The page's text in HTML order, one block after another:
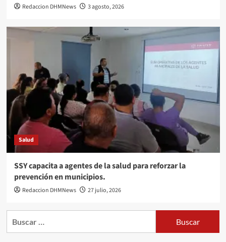
Redaccion DHMNews 3 agosto, 2026
Salud
SSY capacita a agentes de la salud para reforzar la
prevención en municipios.
Redaccion DHMNews 27 julio, 2026